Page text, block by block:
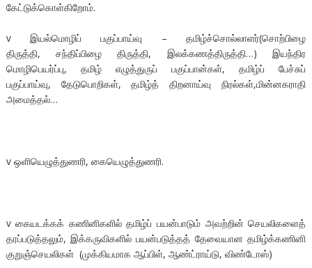
கேட்டுக்கொள்கிறோம்.
v இயல்மொழிப் பகுப்பாய்வு – தமிழ்ச்சொல்லாளர்(சொற்பிழை
திருத்தி, சந்திப்பிழை திருத்தி, இலக்கணத்திருத்தி…) இயந்திர
மொழிபெயர்ப்பு, தமிழ் எழுத்துருப் பகுப்பான்கள், தமிழ்ப் பேச்சுப்
பகுப்பாய்வு, தேடுபொறிகள், தமிழ்த் திறனாய்வு நிரல்கள்,மின்னகராதி
அமைத்தல்…
v ஒளியெழுத்துணரி, கையெழுத்துணரி.
v கையடக்கக் கணினிகளில் தமிழ்ப் பயன்பாடும் அவற்றின் செயலிகளைத்
தரப்படுத்தலும், இக்கருவிகளில் பயன்படுத்தத் தேவையான தமிழ்க்கணினி
குறுஞ்செயலிகள் (முக்கியமாக ஆப்பிள், ஆண்ட்ராய்டு, விண்டோஸ்)